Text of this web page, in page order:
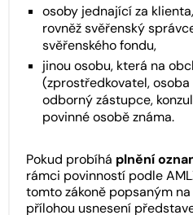
osoby jednající za
rovněž svěřenský
svěřenského fondu,
jinou osobu, která na
(zprostředkovatel,
odborný zástupce,
povinné osobě známa.
Pokud probíhá plnění
rámci povinností podle
tomto zákoně popsaným
přílohou usnesení